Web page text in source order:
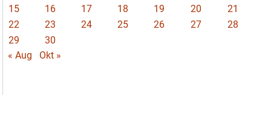
15
16 17 18 19 20
21
22
23 24 25 26 27
28
29
30
« Aug
Okt »